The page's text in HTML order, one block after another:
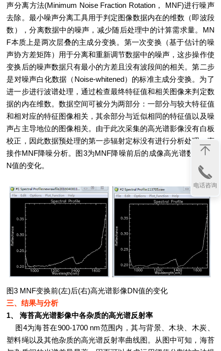
声分离方法(Minimum Noise Fraction Rotation， MNF)进行噪声
去除。最小噪声分离工具用于判定图像数据内在的维数（即波段
数），分离数据中的噪声，减少随后处理中的计算需求量。MN
F本质上是两次层叠的主成分变换。第一次变换（基于估计的噪
声协方差矩阵）用于分离和重新调节数据中的噪声，这步操作使
变换后的噪声数据只有最小的方差且没有波段间的相关。第二步
是对噪声白化数据（Noise-whitened）的标准主成分变换。为了
进一步进行波谱处理，通过检查最终特征值和相关图像来判定数
据的内在维数。数据空间可被分为两部分：一部分与较大特征值
和相对应的特征图像相关，其余部分与近似相同的特征值以及噪
声占主导地位的图像相关。由于此次采集的高光谱影像没有白板
校正，因此数据预处理的第一步辐射定标没有进行分析处理，直
接作MNF降噪分析。图3为MNF降噪前后的成像高光谱数据中D
N值的变化。
图3 MNF变换前(左)后(右)高光谱影像DN值的变化
三、结果与分析
1、 海苔高光谱影像中各杂质的高光谱反射率
图4为海苔在900-1700 nm范围内，其与背景、木块、木炭、
塑料绳以及其他杂质的高光谱反射率曲线图。从图中可知，海苔
电话咨询